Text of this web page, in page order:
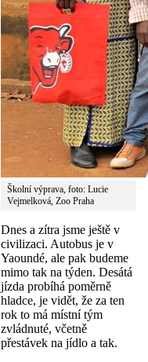
Školní výprava, foto: Lucie
Vejmelková, Zoo Praha
Dnes a zítra jsme ještě v
civilizaci. Autobus je v
Yaoundé, ale pak budeme
mimo tak na týden. Desátá
jízda probíhá poměrně
hladce, je vidět, že za ten
rok to má místní tým
zvládnuté, včetně
přestávek na jídlo a tak.